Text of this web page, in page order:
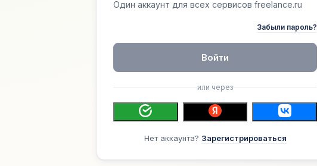
Один аккаунт для всех сервисов freelance.ru
Забыли пароль?
Войти
или через
Нет аккаунта? Зарегистрироваться